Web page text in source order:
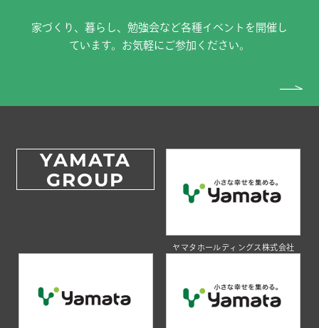
家づくり、暮らし、勉強会など各種イベントを開催し
ています。お気軽にご参加ください。
YAMATA
GROUP
ヤマタホールディングス株式会社